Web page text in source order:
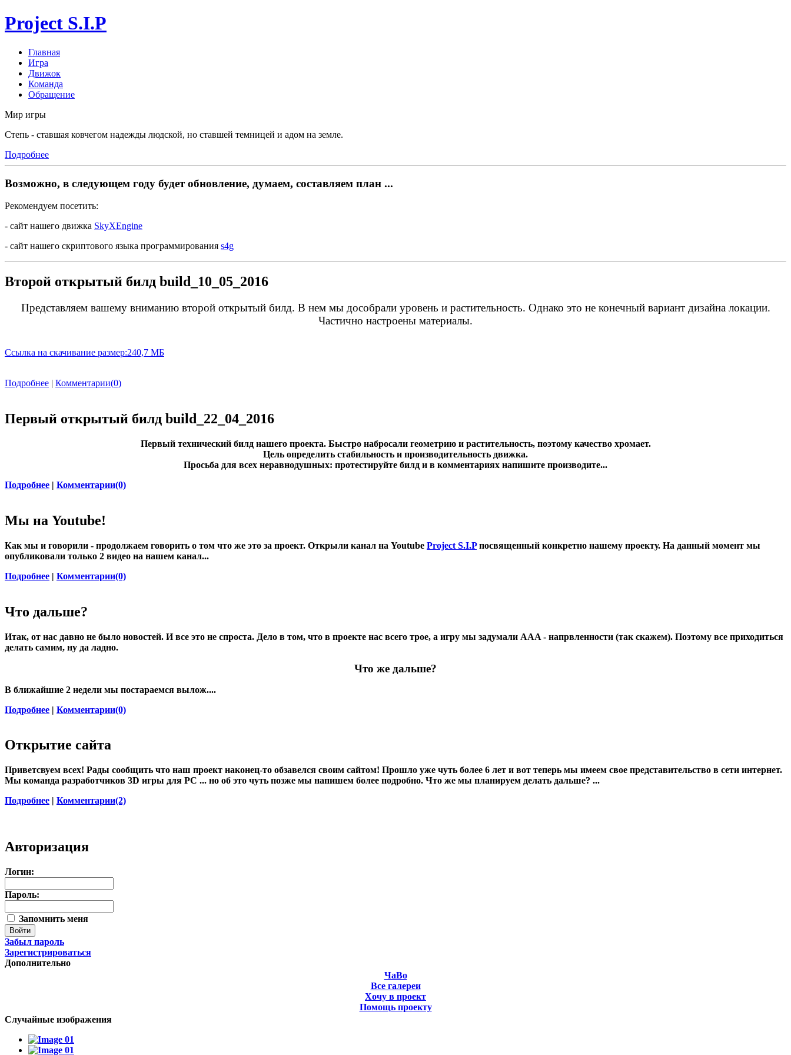
Project S.I.P
Главная
Игра
Движок
Команда
Обращение
Мир игры
Степь - ставшая ковчегом надежды людской, но ставшей темницей и адом на земле.
Подробнее
Возможно, в следующем году будет обновление, думаем, составляем план ...
Рекомендуем посетить:
- сайт нашего движка SkyXEngine
- сайт нашего скриптового языка программирования s4g
Второй открытый билд build_10_05_2016
Представляем вашему вниманию второй открытый билд. В нем мы дособрали уровень и растительность. Однако это не конечный вариант дизайна локации.
Частично настроены материалы.
Ссылка на скачивание размер:240,7 МБ
Подробнее | Комментарии(0)
Первый открытый билд build_22_04_2016
Первый технический билд нашего проекта. Быстро набросали геометрию и растительность, поэтому качество хромает.
Цель определить стабильность и производительность движка.
Просьба для всех неравнодушных: протестируйте билд и в комментариях напишите производите...
Подробнее | Комментарии(0)
Мы на Youtube!
Как мы и говорили - продолжаем говорить о том что же это за проект. Открыли канал на Youtube Project S.I.Pпосвященный конкретно нашему проекту. На данный момент мы
опубликовали только 2 видео на нашем канал...
Подробнее | Комментарии(0)
Что дальше?
Итак, от нас давно не было новостей. И все это не спроста. Дело в том, что в проекте нас всего трое, а игру мы задумали AAA - напрвленности (так скажем). Поэтому все приходиться
делать самим, ну да ладно.
Что же дальше?
В ближайшие 2 недели мы постараемся вылож....
Подробнее | Комментарии(0)
Открытие сайта
Приветсвуем всех! Рады сообщить что наш проект наконец-то обзавелся своим сайтом! Прошло уже чуть более 6 лет и вот теперь мы имеем свое представительство в сети интернет.
Мы команда разработчиков 3D игры для PC ... но об это чуть позже мы напишем более подробно. Что же мы планируем делать дальше? ...
Подробнее | Комментарии(2)
Авторизация
Логин:
Пароль:
Запомнить меня
Забыл пароль
Зарегистрироваться
Дополнительно
ЧаВо
Все галереи
Хочу в проект
Помощь проекту
Случайные изображения